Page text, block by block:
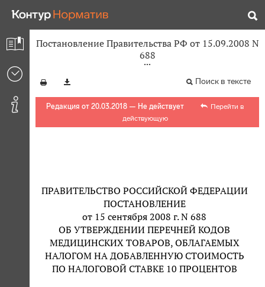
Постановление Правительства РФ от 15.09.2008 N
688
Поиск в тексте
Редакция от 20.03.2018 — Не действует
Перейти в
действующую
ПРАВИТЕЛЬСТВО РОССИЙСКОЙ ФЕДЕРАЦИИ
ПОСТАНОВЛЕНИЕ
от 15 сентября 2008 г. N 688
ОБ УТВЕРЖДЕНИИ ПЕРЕЧНЕЙ КОДОВ
МЕДИЦИНСКИХ ТОВАРОВ, ОБЛАГАЕМЫХ
НАЛОГОМ НА ДОБАВЛЕННУЮ СТОИМОСТЬ
ПО НАЛОГОВОЙ СТАВКЕ 10 ПРОЦЕНТОВ